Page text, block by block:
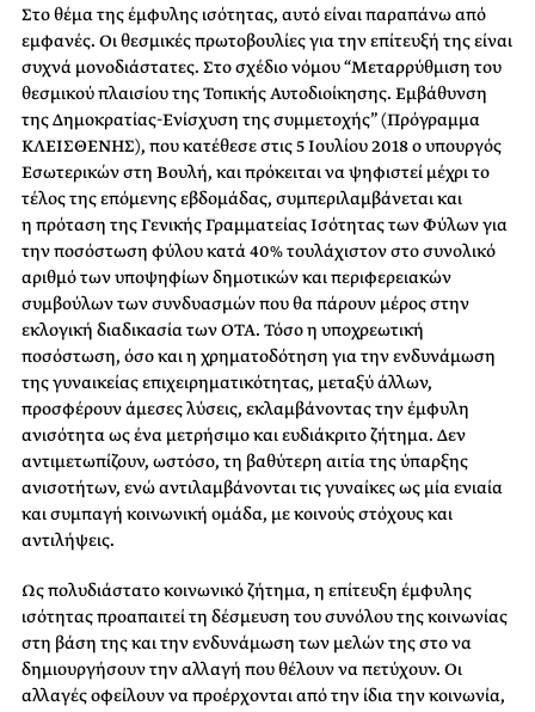
Στο θέμα της έμφυλης ισότητας, αυτό είναι παραπάνω από
εμφανές. Οι θεσμικές πρωτοβουλίες για την επίτευξή της είναι
συχνά μονοδιάστατες. Στο σχέδιο νόμου “Μεταρρύθμιση του
θεσμικού πλαισίου της Τοπικής Αυτοδιοίκησης. Εμβάθυνση
της Δημοκρατίας-Ενίσχυση της συμμετοχής” (Πρόγραμμα
ΚΛΕΙΣΘΕΝΗΣ), που κατέθεσε στις 5 Ιουλίου 2018 ο υπουργός
Εσωτερικών στη Βουλή, και πρόκειται να ψηφιστεί μέχρι το
τέλος της επόμενης εβδομάδας, συμπεριλαμβάνεται και
η πρόταση της Γενικής Γραμματείας Ισότητας των Φύλων για
την ποσόστωση φύλου κατά 40% τουλάχιστον στο συνολικό
αριθμό των υποψηφίων δημοτικών και περιφερειακών
συμβούλων των συνδυασμών που θα πάρουν μέρος στην
εκλογική διαδικασία των ΟΤΑ. Τόσο η υποχρεωτική
ποσόστωση, όσο και η χρηματοδότηση για την ενδυνάμωση
της γυναικείας επιχειρηματικότητας, μεταξύ άλλων,
προσφέρουν άμεσες λύσεις, εκλαμβάνοντας την έμφυλη
ανισότητα ως ένα μετρήσιμο και ευδιάκριτο ζήτημα. Δεν
αντιμετωπίζουν, ωστόσο, τη βαθύτερη αιτία της ύπαρξης
ανισοτήτων, ενώ αντιλαμβάνονται τις γυναίκες ως μία ενιαία
και συμπαγή κοινωνική ομάδα, με κοινούς στόχους και
αντιλήψεις.
Ως πολυδιάστατο κοινωνικό ζήτημα, η επίτευξη έμφυλης
ισότητας προαπαιτεί τη δέσμευση του συνόλου της κοινωνίας
στη βάση της και την ενδυνάμωση των μελών της στο να
δημιουργήσουν την αλλαγή που θέλουν να πετύχουν. Οι
αλλαγές οφείλουν να προέρχονται από την ίδια την κοινωνία,